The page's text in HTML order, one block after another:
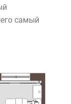
самый